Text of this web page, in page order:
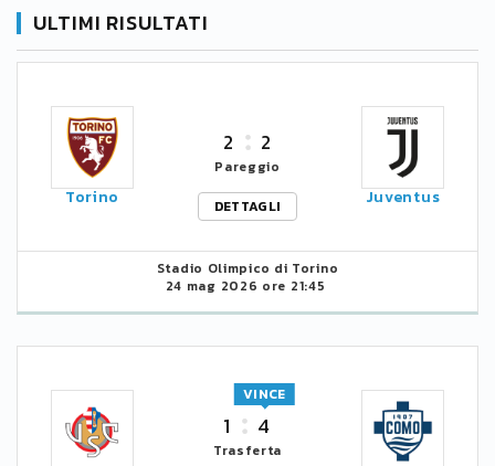
ULTIMI RISULTATI
Torino
2 2
Pareggio
DETTAGLI
Juventus
Stadio Olimpico di Torino
24 mag 2026 ore 21:45
1 4
VINCE
Trasferta